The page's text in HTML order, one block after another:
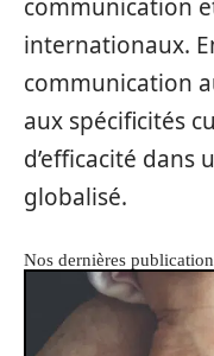
communication
internationaux.
communication
aux spécificités
d’efficacité dans
globalisé.
Nos dernières